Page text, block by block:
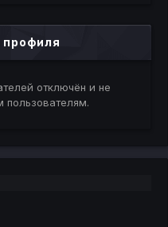
отключён и не
пользователям.